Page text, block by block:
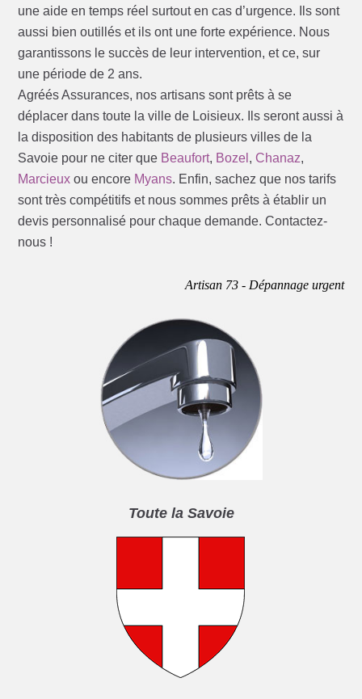
une aide en temps réel surtout en cas d’urgence. Ils sont
aussi bien outillés et ils ont une forte expérience. Nous
garantissons le succès de leur intervention, et ce, sur
une période de 2 ans.
Agréés Assurances, nos artisans sont prêts à se
déplacer dans toute la ville de Loisieux. Ils seront aussi à
la disposition des habitants de plusieurs villes de la
Savoie pour ne citer que Beaufort, Bozel ,Chanaz,
Marcieux ou encore Myans. Enfin, sachez que nos tarifs
sont très compétitifs et nous sommes prêts à établir un
devis personnalisé pour chaque demande. Contactez-
nous !
Artisan 73 - Dépannage urgent
Toute la Savoie